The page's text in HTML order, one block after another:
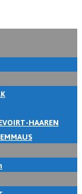
HAAREN